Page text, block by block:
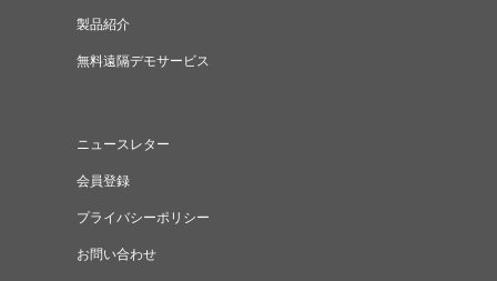
製品紹介
無料遠隔デモサービス
ニュースレター
会員登録
プライバシーポリシー
お問い合わせ